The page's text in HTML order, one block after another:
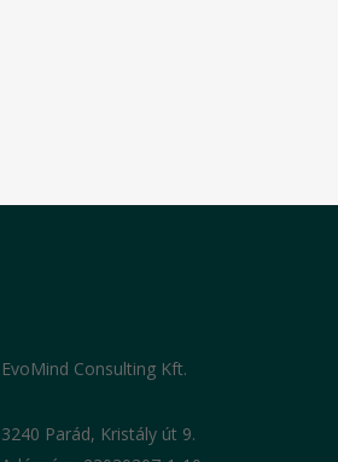
EvoMind Consulting Kft.
3240 Parád, Kristály út 9.